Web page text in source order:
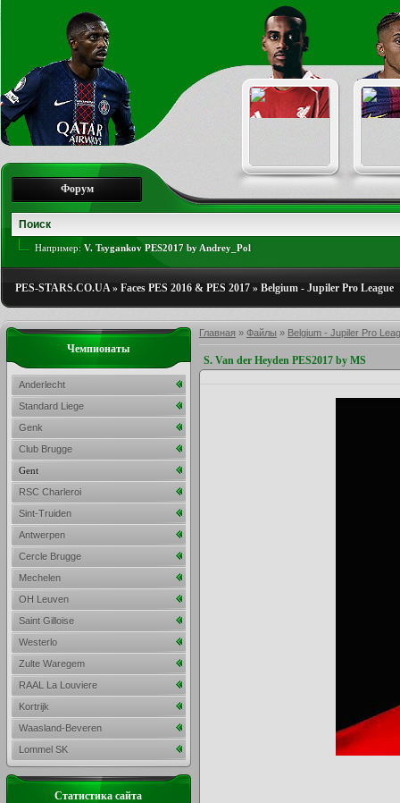
Форум
Например: V. Tsygankov PES2017 by Andrey_Pol
PES-STARS.CO.UA» Faces PES 2016 & PES 2017 » Belgium - Jupiler Pro League
Главная » Файлы » Belgium - Jupiler Pro
S. Van der Heyden PES2017 by MS
Чемпионаты
Anderlecht
Standard Liege
Genk
Club Brugge
Gent
RSC Charleroi
Sint-Truiden
Antwerpen
Cercle Brugge
Mechelen
OH Leuven
Saint Gilloise
Westerlo
Zulte Waregem
RAAL La Louviere
Kortrijk
Waasland-Beveren
Lommel SK
Статистика сайта